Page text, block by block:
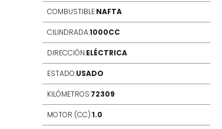
COMBUSTIBLE:NAFTA
CILINDRADA:1000CC
DIRECCIÓN:ELÉCTRICA
ESTADO:USADO
KILÓMETROS:72309
MOTOR (CC):1.0